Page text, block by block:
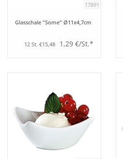
17891
Glasschale "Some" Ø11x4,7cm
12 St. €15,48 1,29 €/St.*